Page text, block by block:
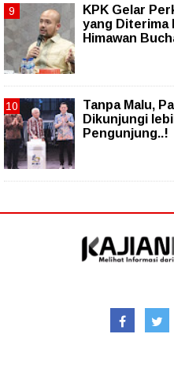
KPK Gelar
yang Diterima
Himawan
Tanpa Malu,
Dikunjungi
Pengunjung..!